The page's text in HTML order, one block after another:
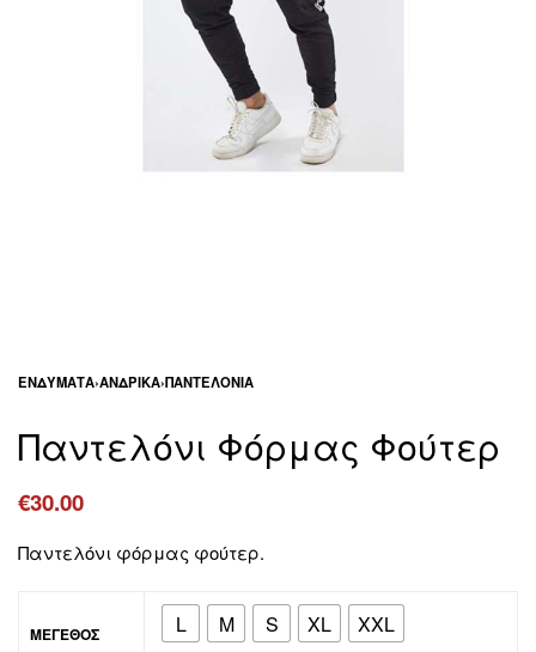
ΕΝΔΎΜΑΤΑ›ΑΝΔΡΙΚΆ›ΠΑΝΤΕΛΌΝΙΑ
Παντελόνι Φόρμας Φούτερ
€30.00
Παντελόνι φόρμας φούτερ.
ΜΕΓΕΘΟΣ L M S XL XXL